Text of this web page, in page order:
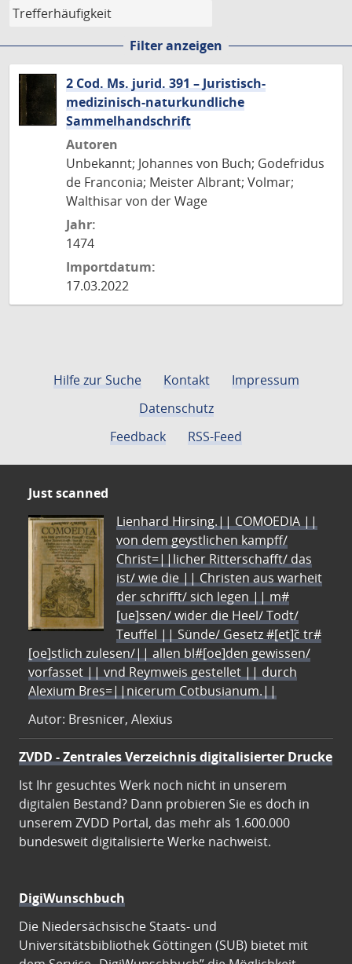
Filter anzeigen
2 Cod. Ms. jurid. 391 – Juristisch-
medizinisch-naturkundliche
Sammelhandschrift
Autoren
Unbekannt; Johannes von Buch; Godefridus
de Franconia; Meister Albrant; Volmar;
Walthisar von der Wage
Jahr:
1474
Importdatum:
17.03.2022
Hilfe zur Suche Kontakt
Impressum
Datenschutz
Feedback
RSS-Feed
Just scanned
Lienhard Hirsing.|| COMOEDIA ||
von dem geystlichen kampff/
Christ=||licher Ritterschafft/ das
ist/ wie die || Christen aus warheit
der schrifft/ sich legen || m#
[ue]ssen/ wider die Heel/ Todt/
Teuffel || Sünde/ Gesetz #[et]c̃ tr#
[oe]stlich zulesen/|| allen bl#[oe]den gewissen/
vorfasset || vnd Reymweis gestellet || durch
Alexium Bres=||nicerum Cotbusianum.||
Autor: Bresnicer, Alexius
ZVDD - Zentrales Verzeichnis digitalisierter Drucke
Ist Ihr gesuchtes Werk noch nicht in unserem
digitalen Bestand? Dann probieren Sie es doch in
unserem ZVDD Portal, das mehr als 1.600.000
bundesweit digitalisierte Werke nachweist.
DigiWunschbuch
Die Niedersächsische Staats- und
Universitätsbibliothek Göttingen (SUB) bietet mit